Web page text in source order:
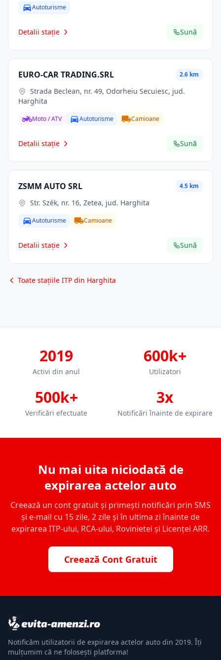
Autoturisme
Detalii stație Sună
EURO-CAR TRADING.SRL 2.6 km
Harghita
Moto / ATV Autoturisme Camioane
Detalii stație Sună
ZSMM AUTO SRL 4.5 km
Str. Szék, nr. 16, Zetea, jud. Harghita
Autoturisme Camioane
Detalii stație Sună
Toate stațiile ITP din Harghita
2019
Activi din anul
600k+
Utilizatori
500k+
Verificări efectuate
3x
Notificări înainte de expirare
Nu mai uita niciodată de
expirarea actelor auto
Creează un cont gratuit și primești notificări prin SMS
și e-mail cu 15 zile, 2 zile și în ultima zi înainte de
expirarea ITP-ului, RCA-ului, Rovinietei și Licenței ARR.
Creează Cont Gratuit
Notificăm utilizatorii de expirarea actelor auto din 2019. Îți
mulțumim că ne folosești platforma!